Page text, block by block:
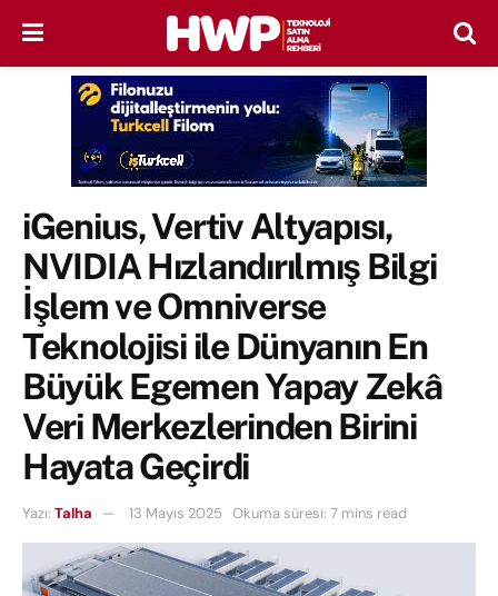
iGenius, Vertiv Altyapısı,
NVIDIA Hızlandırılmış Bilgi
İşlem ve Omniverse
Teknolojisi ile Dünyanın En
Büyük Egemen Yapay Zekâ
Veri Merkezlerinden Birini
Hayata Geçirdi
Yazı: Talha 13 Mayıs 2025 Okuma süresi: 7 mins read